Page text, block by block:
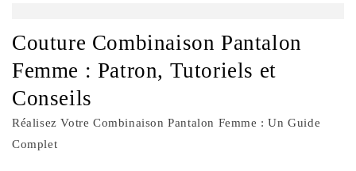
Couture Combinaison Pantalon
Femme : Patron, Tutoriels et
Conseils
Réalisez Votre Combinaison Pantalon Femme : Un Guide
Complet